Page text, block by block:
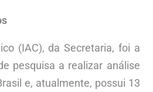
(IAC), da Secretaria, foi a
pesquisa a realizar análise
e, atualmente, possui 13